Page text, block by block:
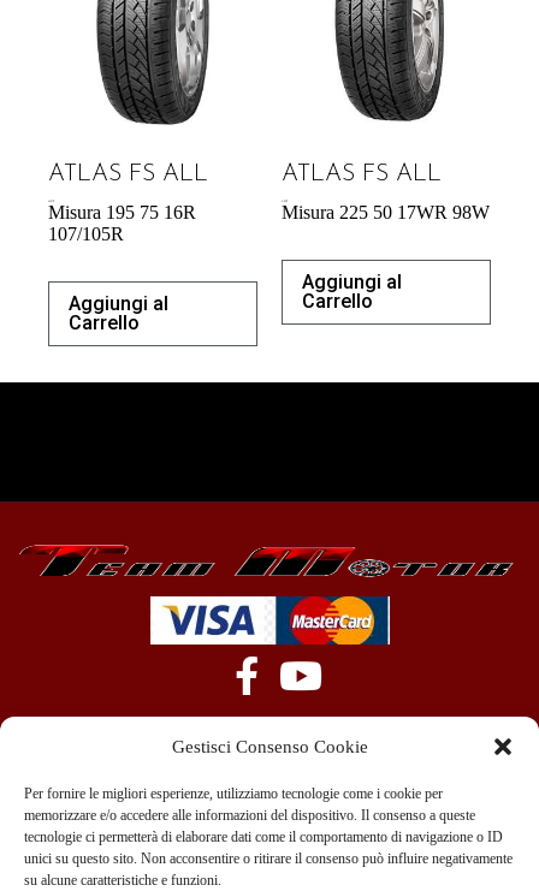
Gestisci Consenso Cookie
Per fornire le migliori esperienze, utilizziamo tecnologie come i cookie per
memorizzare e/o accedere alle informazioni del dispositivo. Il consenso a queste
tecnologie ci permetterà di elaborare dati come il comportamento di navigazione o ID
unici su questo sito. Non acconsentire o ritirare il consenso può influire negativamente
su alcune caratteristiche e funzioni.
ATLAS FS ALL
Misura 195 75 16R
107/105R
Aggiungi al
Carrello
ATLAS FS ALL
Misura 225 50 17WR 98W
Aggiungi al
Carrello
+39 351 970 89 33
info@teammotor.it